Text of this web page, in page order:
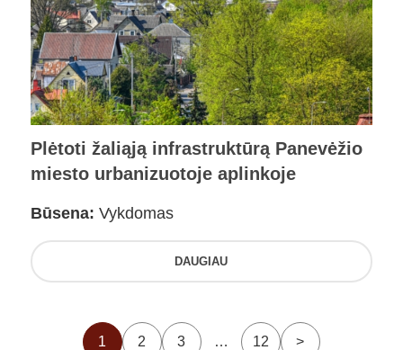
Plėtoti žaliąją infrastruktūrą Panevėžio
miesto urbanizuotoje aplinkoje
Būsena: Vykdomas
DAUGIAU
1 2 3 … 12 >